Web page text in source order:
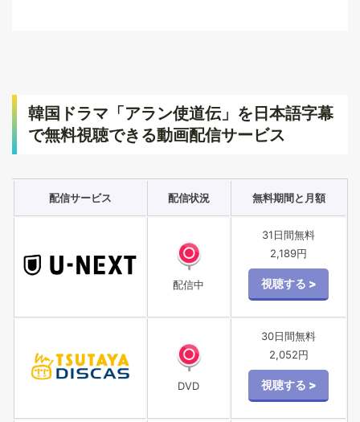
韓国ドラマ「アラン使道伝」を日本語字幕
で無料視聴できる動画配信サービス
配信サービス 配信状況 無料期間と月額
配信中
31日間無料
2,189円
DVD
30日間無料
2,052円